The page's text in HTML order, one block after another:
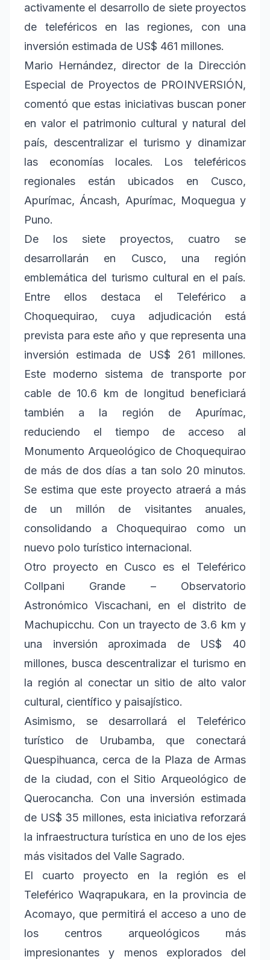
activamente el desarrollo de siete proyectos
de teleféricos en las regiones, con una
inversión estimada de US$ 461 millones.
Mario Hernández, director de la Dirección
Especial de Proyectos de PROINVERSIÓN,
comentó que estas iniciativas buscan poner
en valor el patrimonio cultural y natural del
país, descentralizar el turismo y dinamizar
las economías locales. Los teleféricos
regionales están ubicados en Cusco,
Apurímac, Áncash, Apurímac, Moquegua y
Puno.
De los siete proyectos, cuatro se
desarrollarán en Cusco, una región
emblemática del turismo cultural en el país.
Entre ellos destaca el Teleférico a
Choquequirao, cuya adjudicación está
prevista para este año y que representa una
inversión estimada de US$ 261 millones.
Este moderno sistema de transporte por
cable de 10.6 km de longitud beneficiará
también a la región de Apurímac,
reduciendo el tiempo de acceso al
Monumento Arqueológico de Choquequirao
de más de dos días a tan solo 20 minutos.
Se estima que este proyecto atraerá a más
de un millón de visitantes anuales,
consolidando a Choquequirao como un
nuevo polo turístico internacional.
Otro proyecto en Cusco es el Teleférico
Collpani Grande – Observatorio
Astronómico Viscachani, en el distrito de
Machupicchu. Con un trayecto de 3.6 km y
una inversión aproximada de US$ 40
millones, busca descentralizar el turismo en
la región al conectar un sitio de alto valor
cultural, científico y paisajístico.
Asimismo, se desarrollará el Teleférico
turístico de Urubamba, que conectará
Quespihuanca, cerca de la Plaza de Armas
de la ciudad, con el Sitio Arqueológico de
Querocancha. Con una inversión estimada
de US$ 35 millones, esta iniciativa reforzará
la infraestructura turística en uno de los ejes
más visitados del Valle Sagrado.
El cuarto proyecto en la región es el
Teleférico Waqrapukara, en la provincia de
Acomayo, que permitirá el acceso a uno de
los centros arqueológicos más
impresionantes y menos explorados del